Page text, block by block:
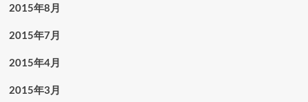
2015年8月
2015年7月
2015年4月
2015年3月